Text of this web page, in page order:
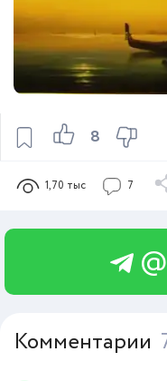
8
1,70 тыс 7
Комментарии